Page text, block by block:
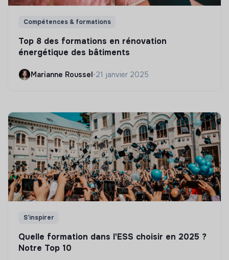
Compétences & formations
Top 8 des formations en rénovation
énergétique des bâtiments
Marianne Roussel•21 janvier 2025
S'inspirer
Quelle formation dans l'ESS choisir en 2025 ?
Notre Top 10